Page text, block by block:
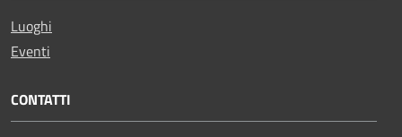
Luoghi
Eventi
CONTATTI